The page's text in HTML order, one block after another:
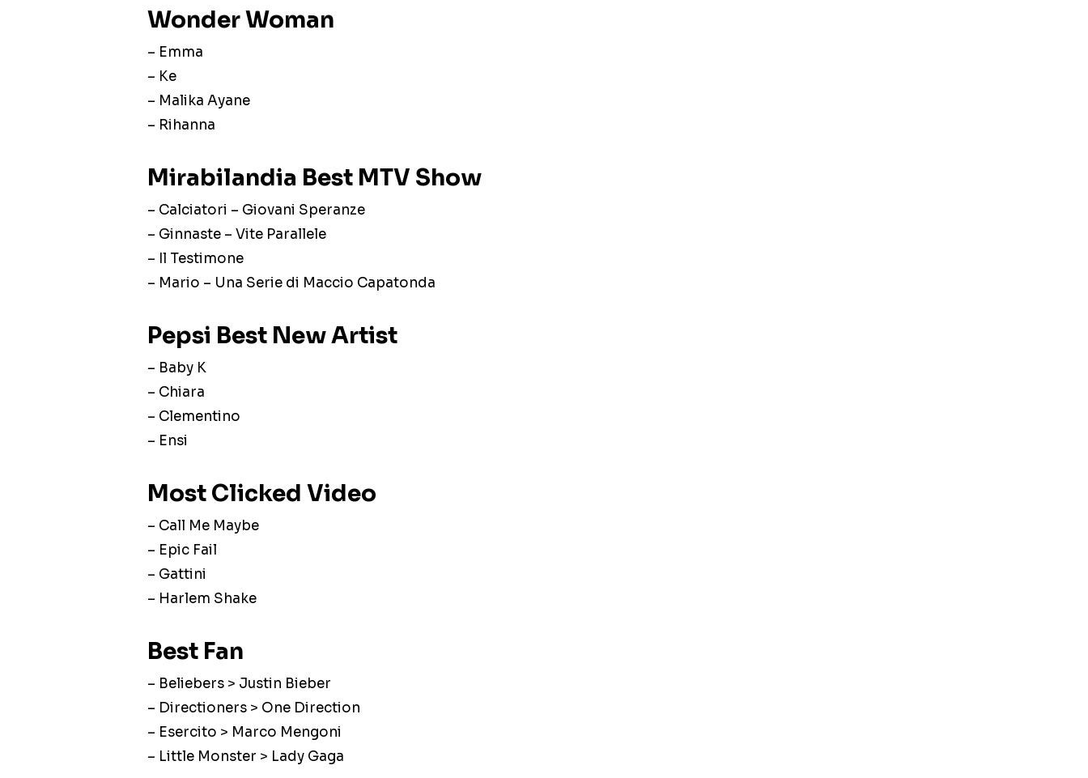
Wonder Woman
– Emma
– Ke
– Malika Ayane
– Rihanna
Mirabilandia Best MTV Show
– Calciatori – Giovani Speranze
– Ginnaste – Vite Parallele
– Il Testimone
– Mario – Una Serie di Maccio Capatonda
Pepsi Best New Artist
– Baby K
– Chiara
– Clementino
– Ensi
Most Clicked Video
– Call Me Maybe
– Epic Fail
– Gattini
– Harlem Shake
Best Fan
– Beliebers > Justin Bieber
– Directioners > One Direction
– Esercito > Marco Mengoni
– Little Monster > Lady Gaga